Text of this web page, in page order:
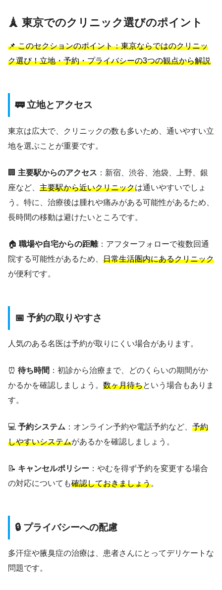
🗼 東京でのクリニック選びのポイント
📌 このセクションのポイント：東京ならではのクリニッ
ク選び！立地・予約・プライバシーの3つの観点から解説
🚃 立地とアクセス
東京は広大で、クリニックの数も多いため、通いやすい立
地を選ぶことが重要です。
🏢 主要駅からのアクセス ：新宿、渋谷、池袋、上野、銀
座など、 主要駅から近いクリニックは通いやすいでしょ
う。特に、治療後は腫れや痛みがある可能性があるため、
長時間の移動は避けたいところです。
🏠 職場や自宅からの距離：アフターフォローで複数回通
院する可能性があるため、 日常生活圏内にあるクリニック
が便利です。
📅 予約の取りやすさ
人気のある名医は予約が取りにくい場合があります。
⏰ 待ち時間 ：初診から治療まで、どのくらいの期間がか
かるかを確認しましょう。 数ヶ月待ちという場合もありま
す。
💻 予約システム ：オンライン予約や電話予約など、 予約
しやすいシステムがあるかを確認しましょう。
📝 キャンセルポリシー ：やむを得ず予約を変更する場合
の対応についても確認しておきましょう。
🔒 プライバシーへの配慮
多汗症や腋臭症の治療は、患者さんにとってデリケートな
問題です。